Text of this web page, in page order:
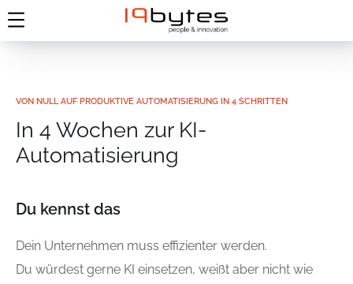
VON NULL AUF PRODUKTIVE AUTOMATISIERUNG IN 4 SCHRITTEN
In 4 Wochen zur KI-
Automatisierung
Du kennst das
Dein Unternehmen muss effizienter werden.
Du würdest gerne KI einsetzen, weißt aber nicht wie